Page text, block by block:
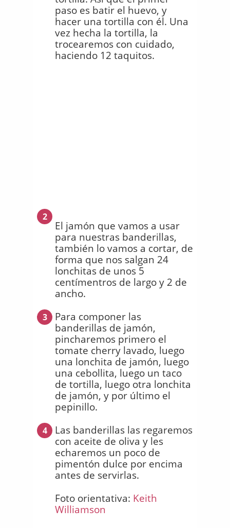
paso es batir el huevo, y
hacer una tortilla con él. Una
vez hecha la tortilla, la
trocearemos con cuidado,
haciendo 12 taquitos.
2
El jamón que vamos a usar
para nuestras banderillas,
también lo vamos a cortar, de
forma que nos salgan 24
lonchitas de unos 5
centímentros de largo y 2 de
ancho.
3
Para componer las
banderillas de jamón,
pincharemos primero el
tomate cherry lavado, luego
una lonchita de jamón, luego
una cebollita, luego un taco
de tortilla, luego otra lonchita
de jamón, y por último el
pepinillo.
4
Las banderillas las regaremos
con aceite de oliva y les
echaremos un poco de
pimentón dulce por encima
antes de servirlas.
Foto orientativa: Keith
Williamson